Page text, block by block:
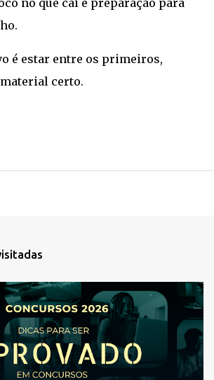
é estar entre os primeiros,
certo.